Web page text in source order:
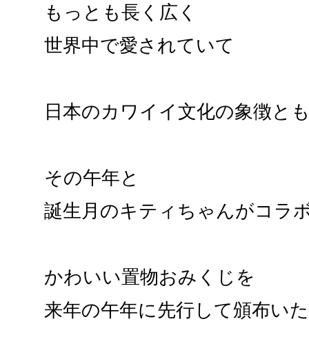
もっとも長く広く
世界中で愛されていて
日本のカワイイ文化の象徴と
その午年と
誕生月のキティちゃんがコラ
かわいい置物おみくじを
来年の午年に先行して頒布い